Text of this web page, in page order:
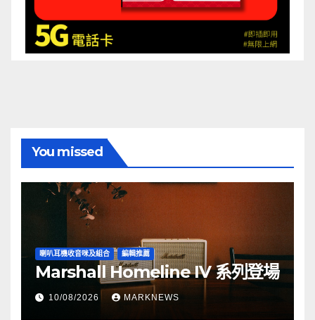
You missed
喇叭耳機收音咪及組合 編輯推薦
Marshall Homeline IV 系列登場
10/08/2026 MARKNEWS